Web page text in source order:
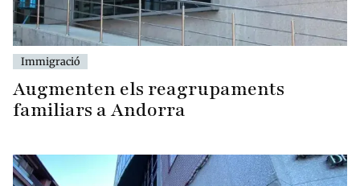
Immigració
Augmenten els reagrupaments
familiars a Andorra